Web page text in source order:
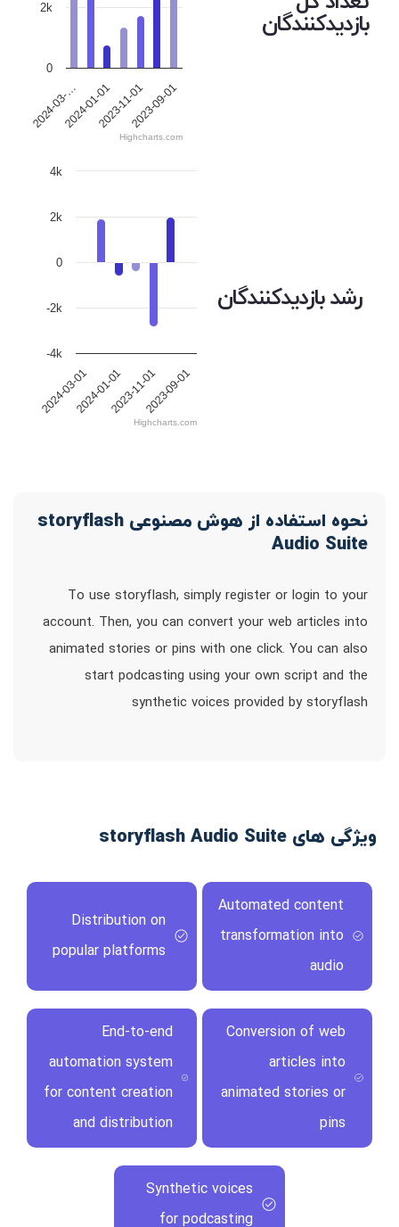
بازدیدکنندگان
2024-03-…2024-01-012023-11-012023-09-01
0
2k
Highcharts.com
رشد بازدیدکنندگان
2024-03-012024-01-012023-11-012023-09-01
-4k
-2k
0
2k
4k
Highcharts.com
نحوه استفاده از هوش مصنوعی storyflash
Audio Suite
To use storyflash, simply register or login to your
account. Then, you can convert your web articles into
animated stories or pins with one click. You can also
start podcasting using your own script and the
synthetic voices provided by storyflash
ویژگی های storyflash Audio Suite
Automated content
transformation into
audio
Distribution on
popular platforms
Conversion of web
articles into
animated stories or
pins
End-to-end
automation system
for content creation
and distribution
Synthetic voices
for podcasting